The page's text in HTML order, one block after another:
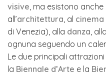
visive, ma esistono
all’architettura, al cinema
di Venezia), alla danza, alla
ognuna seguendo un
Le due principali
la Biennale d’Arte e la